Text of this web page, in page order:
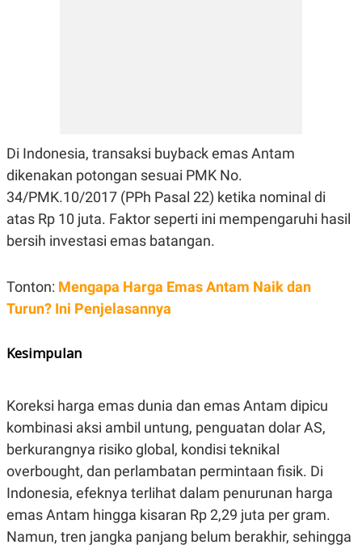
Di Indonesia, transaksi buyback emas Antam
dikenakan potongan sesuai PMK No.
34/PMK.10/2017 (PPh Pasal 22) ketika nominal di
atas Rp 10 juta. Faktor seperti ini mempengaruhi hasil
bersih investasi emas batangan.
Tonton: Mengapa Harga Emas Antam Naik dan
Turun? Ini Penjelasannya
Kesimpulan
Koreksi harga emas dunia dan emas Antam dipicu
kombinasi aksi ambil untung, penguatan dolar AS,
berkurangnya risiko global, kondisi teknikal
overbought, dan perlambatan permintaan fisik. Di
Indonesia, efeknya terlihat dalam penurunan harga
emas Antam hingga kisaran Rp 2,29 juta per gram.
Namun, tren jangka panjang belum berakhir, sehingga